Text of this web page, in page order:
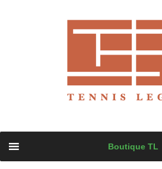
content
Boutique TL